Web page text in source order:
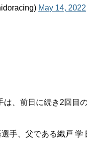
May 14, 2022
、前日に続き2回目
手、父である織戸 学